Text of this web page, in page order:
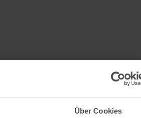
Über Cookies